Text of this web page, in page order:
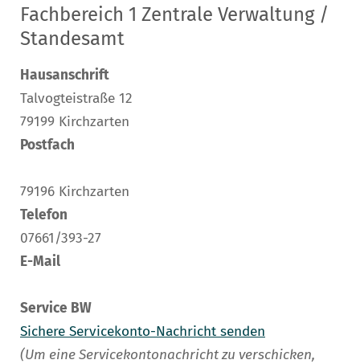
Fachbereich 1 Zentrale Verwaltung /
Standesamt
Hausanschrift
Talvogteistraße 12
79199 Kirchzarten
Postfach
79196 Kirchzarten
Telefon
07661/393-27
E-Mail
Service BW
Sichere Servicekonto-Nachricht senden
(Um eine Servicekontonachricht zu verschicken,